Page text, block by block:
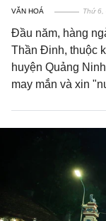
VĂN HOÁ Thứ
Đầu năm, hàng
Thần Đinh, thuộc
huyện Quảng
may mắn và xin